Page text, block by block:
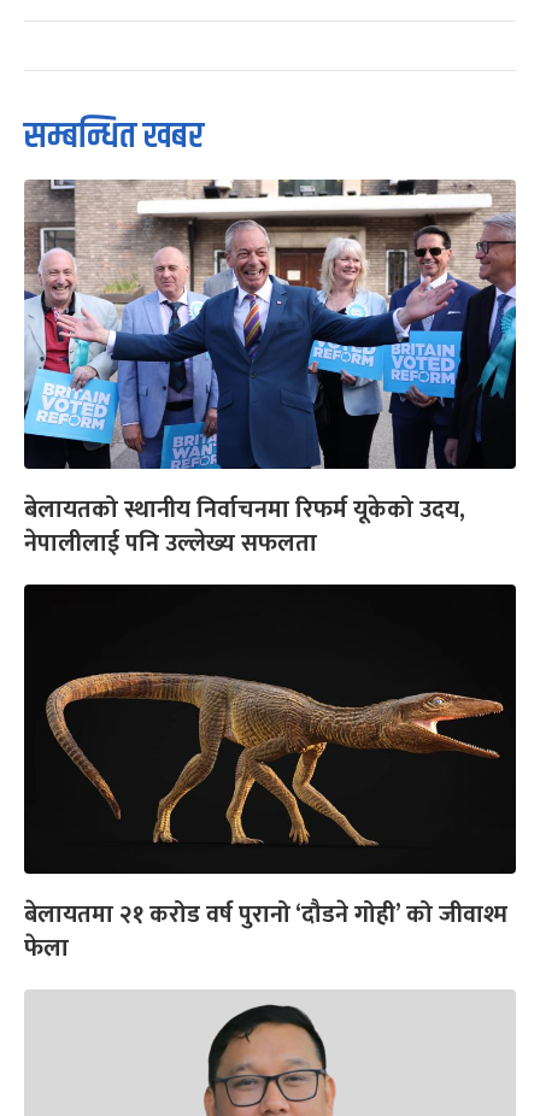
सम्बन्धित खबर
बेलायतको स्थानीय निर्वाचनमा रिफर्म यूकेको उदय,
नेपालीलाई पनि उल्लेख्य सफलता
बेलायतमा २१ करोड वर्ष पुरानो ‘दौडने गोही’ को जीवाश्म
फेला